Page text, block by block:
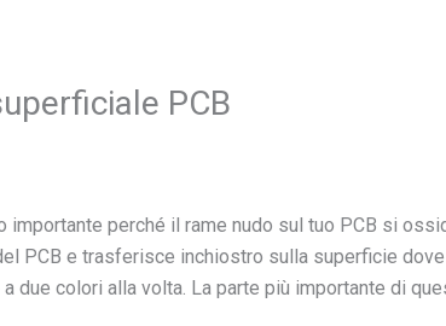
PCB
perché il rame nudo sul tuo PCB si
PCB e trasferisce inchiostro sulla superficie
due colori alla volta. La parte più importante di